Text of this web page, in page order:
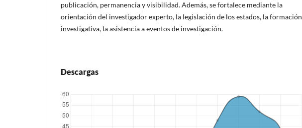
publicación, permanencia y visibilidad. Además, se fortalece mediante la
orientación del investigador experto, la legislación de los estados, la formación
investigativa, la asistencia a eventos de investigación.
Descargas